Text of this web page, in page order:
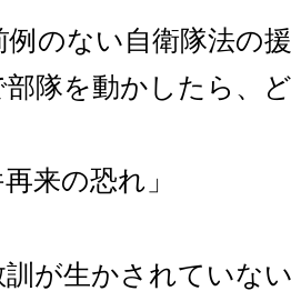
例のない自衛隊法の
隊を動かしたら、
来の恐れ」
訓が生かされていな